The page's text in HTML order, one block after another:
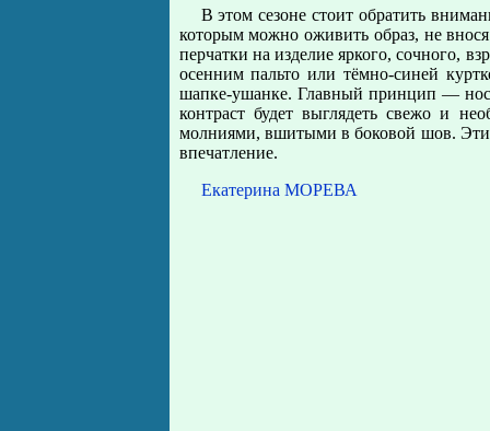
В этом сезоне стоит обратить
которым можно оживить образ, не
перчатки на изделие яркого, сочного,
осенним пальто или тёмно-синей
шапке-ушанке. Главный принцип —
контраст будет выглядеть свежо и
молниями, вшитыми в боковой шов. Эти,
впечатление.
Екатерина МОРЕВА